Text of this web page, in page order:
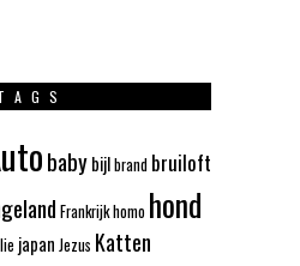
babybijlbrand bruiloft
Frankrijkhomo hond
japan Jezus Katten